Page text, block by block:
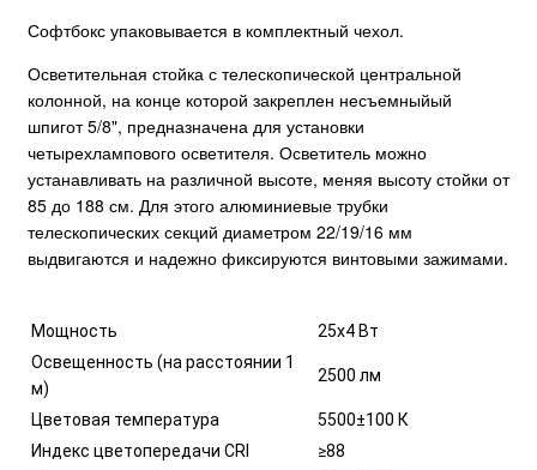
Софтбокс упаковывается в комплектный чехол.
Осветительная стойка с телескопической центральной
колонной, на конце которой закреплен несъемныйый
шпигот 5/8", предназначена для установки
четырехлампового осветителя. Осветитель можно
устанавливать на различной высоте, меняя высоту стойки от
85 до 188 см. Для этого алюминиевые трубки
телескопических секций диаметром 22/19/16 мм
выдвигаются и надежно фиксируются винтовыми зажимами.
Мощность
25х4 Вт
Освещенность (на расстоянии 1
м)
2500 лм
Цветовая температура
5500±100 К
Индекс цветопередачи CRI
≥88